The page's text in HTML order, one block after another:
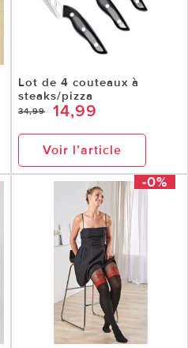
Lot de 4 couteaux à
steaks/pizza
34,99 14,99
Voir l’article
-0%